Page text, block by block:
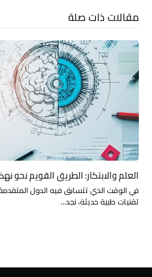
مقالات ذات صلة
العلم والابتكار: الطريق القويم نحو
في الوقت الذي تتسابق فيه الدول
تقنيات طبية حديثة، نجد…